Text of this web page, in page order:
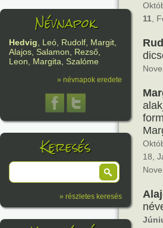
Névnapok
Hedvig, Leó, Rudolf, Margit,
Alajos, Salamon, Rezső,
Leon, Margita, Szalóme
» névnapok eredete
Keresés
» részletes keresés
11 ,
18,